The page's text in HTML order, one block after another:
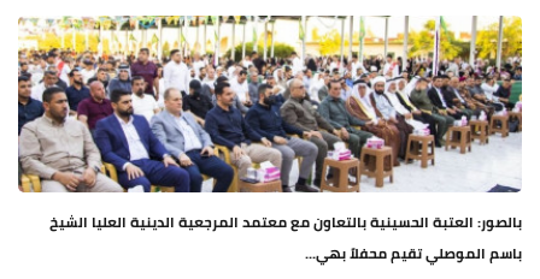
بالصور: العتبة الحسينية بالتعاون مع معتمد المرجعية الدينية العليا الشيخ
باسم الموصلي تقيم محفلاً بهي...